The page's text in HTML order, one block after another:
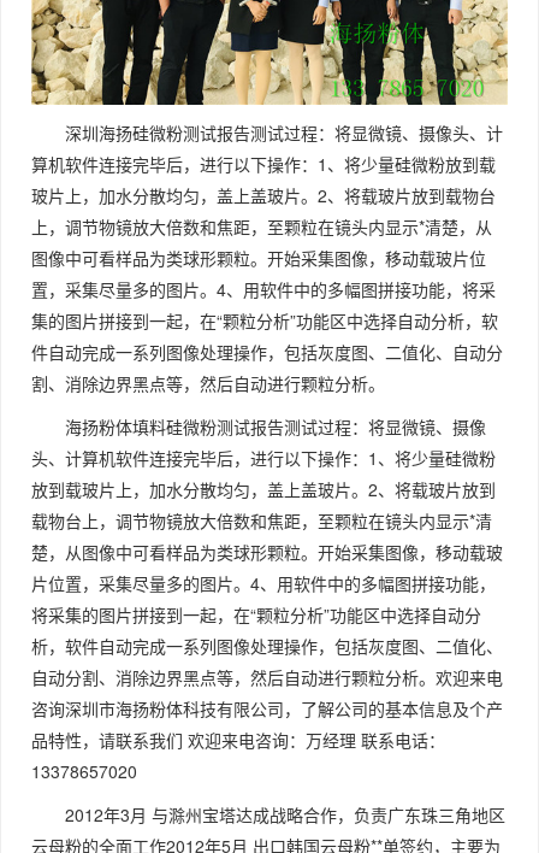
深圳海扬硅微粉测试报告测试过程：将显微镜、摄像头、计
算机软件连接完毕后，进行以下操作：1、将少量硅微粉放到载
玻片上，加水分散均匀，盖上盖玻片。2、将载玻片放到载物台
上，调节物镜放大倍数和焦距，至颗粒在镜头内显示*清楚，从
图像中可看样品为类球形颗粒。开始采集图像，移动载玻片位
置，采集尽量多的图片。4、用软件中的多幅图拼接功能，将采
集的图片拼接到一起，在“颗粒分析”功能区中选择自动分析，软
件自动完成一系列图像处理操作，包括灰度图、二值化、自动分
割、消除边界黑点等，然后自动进行颗粒分析。
海扬粉体填料硅微粉测试报告测试过程：将显微镜、摄像
头、计算机软件连接完毕后，进行以下操作：1、将少量硅微粉
放到载玻片上，加水分散均匀，盖上盖玻片。2、将载玻片放到
载物台上，调节物镜放大倍数和焦距，至颗粒在镜头内显示*清
楚，从图像中可看样品为类球形颗粒。开始采集图像，移动载玻
片位置，采集尽量多的图片。4、用软件中的多幅图拼接功能，
将采集的图片拼接到一起，在“颗粒分析”功能区中选择自动分
析，软件自动完成一系列图像处理操作，包括灰度图、二值化、
自动分割、消除边界黑点等，然后自动进行颗粒分析。欢迎来电
咨询深圳市海扬粉体科技有限公司，了解公司的基本信息及个产
品特性，请联系我们 欢迎来电咨询：万经理 联系电话：
13378657020
2012年3月 与滁州宝塔达成战略合作，负责广东珠三角地区
云母粉的全面工作2012年5月 出口韩国云母粉**单签约，主要为